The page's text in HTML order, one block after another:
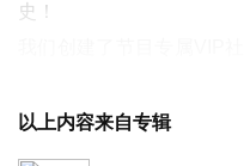
史！
1、大力史粉丝专属社群，
2、社群定制专属节目，有
以上内容来自专辑